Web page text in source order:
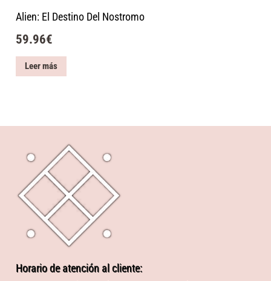
Alien: El Destino Del Nostromo
59.96€
Leer más
Horario de atención al cliente: